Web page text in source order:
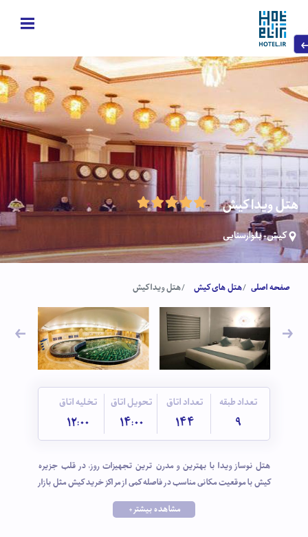
هتل ویدا کیش
کیش- بلوارسنایی
صفحه اصلی هتل های کیش هتل ویدا کیش
هتل نوساز ویدا با بهترین و مدرن ترین تجهیزات روز، در قلب جزیره
کیش با موقعیت مکانی مناسب در فاصله کمی از مراکز خرید کیش مثل بازار
ونوس و زیتون و مراکز تفریحی همچون اسکله تفریحی کیش قرار دارد.
ترانسفر فرودگاهی، اینترنت رایگان، استخر و سونا، سالن بیلیارد و سالن
مشاهده بیشتر +
تعداد طبقه
9
تعداد اتاق
144
تحویل اتاق
14:00
تخلیه اتاق
12:00